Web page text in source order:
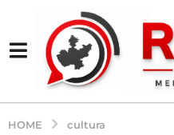
HOME cultura